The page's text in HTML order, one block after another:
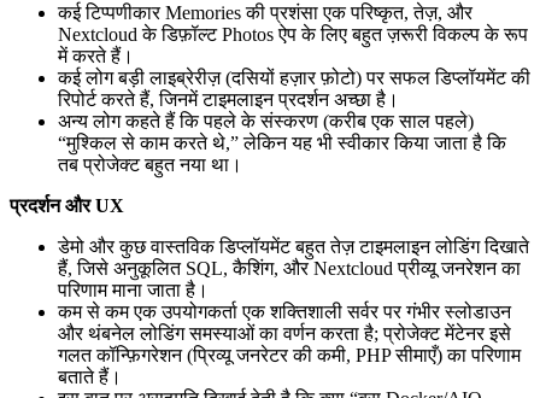
कई टिप्पणीकार Memories की प्रशंसा एक परिष्कृत, तेज़, और
Nextcloud के डिफ़ॉल्ट Photos ऐप के लिए बहुत ज़रूरी विकल्प के रूप
में करते हैं।
कई लोग बड़ी लाइब्रेरीज़ (दसियों हज़ार फ़ोटो) पर सफल डिप्लॉयमेंट की
रिपोर्ट करते हैं, जिनमें टाइमलाइन प्रदर्शन अच्छा है।
अन्य लोग कहते हैं कि पहले के संस्करण (करीब एक साल पहले)
“मुश्किल से काम करते थे,” लेकिन यह भी स्वीकार किया जाता है कि
तब प्रोजेक्ट बहुत नया था।
प्रदर्शन और UX
डेमो और कुछ वास्तविक डिप्लॉयमेंट बहुत तेज़ टाइमलाइन लोडिंग दिखाते
हैं, जिसे अनुकूलित SQL, कैशिंग, और Nextcloud प्रीव्यू जनरेशन का
परिणाम माना जाता है।
कम से कम एक उपयोगकर्ता एक शक्तिशाली सर्वर पर गंभीर स्लोडाउन
और थंबनेल लोडिंग समस्याओं का वर्णन करता है; प्रोजेक्ट मेंटेनर इसे
गलत कॉन्फ़िगरेशन (प्रिव्यू जनरेटर की कमी, PHP सीमाएँ) का परिणाम
बताते हैं।